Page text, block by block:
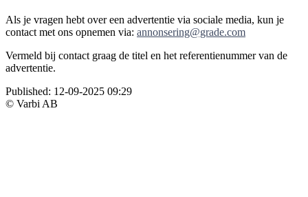
Als je vragen hebt over een advertentie via sociale media, kun je
contact met ons opnemen via: annonsering@grade.com
Vermeld bij contact graag de titel en het referentienummer van de
advertentie.
Published: 12-09-2025 09:29
© Varbi AB